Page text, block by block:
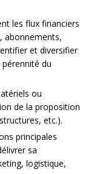
les flux financiers
abonnements,
et diversifier
du
ou
de la proposition
etc.).
principales
sa
logistique,